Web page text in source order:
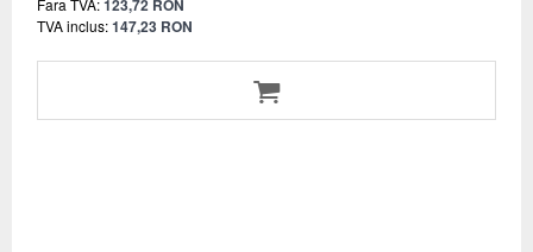
Fara TVA:123,72 RON
TVA inclus:147,23 RON